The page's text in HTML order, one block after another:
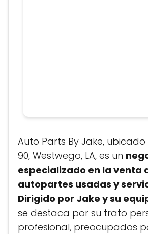
Auto Parts By Jake, ubicado
90, Westwego, LA, es un
especializado en la venta
autopartes usadas y
Dirigido por Jake y su
se destaca por su trato
profesional, preocupados